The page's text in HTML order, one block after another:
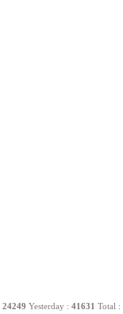
24249 Yesterday : 41631 Total :